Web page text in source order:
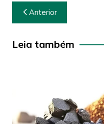
Navegação
de
Post
Anterior
Leia também